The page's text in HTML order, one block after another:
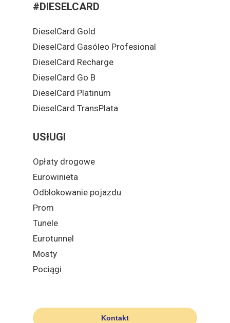
#DIESELCARD
DieselCard Gold
DieselCard Gasóleo Profesional
DieselCard Recharge
DieselCard Go B
DieselCard Platinum
DieselCard TransPlata
USłUGI
Opłaty drogowe
Eurowinieta
Odblokowanie pojazdu
Prom
Tunele
Eurotunnel
Mosty
Pociągi
Kontakt